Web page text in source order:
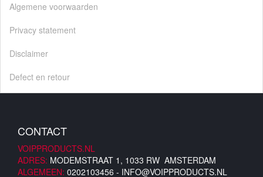
Algemene voorwaarden
Privacy statement
Disclaimer
Defect en retour
CONTACT
VOIPPRODUCTS.NL
ADRES: MODEMSTRAAT 1, 1033 RW AMSTERDAM
ALGEMEEN: 0202103456 - INFO@VOIPPRODUCTS.NL